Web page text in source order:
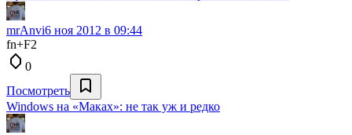
mrAnvi6 ноя 2012 в 09:44
fn+F2
0
Посмотреть
Windows на «Маках»: не так уж и редко